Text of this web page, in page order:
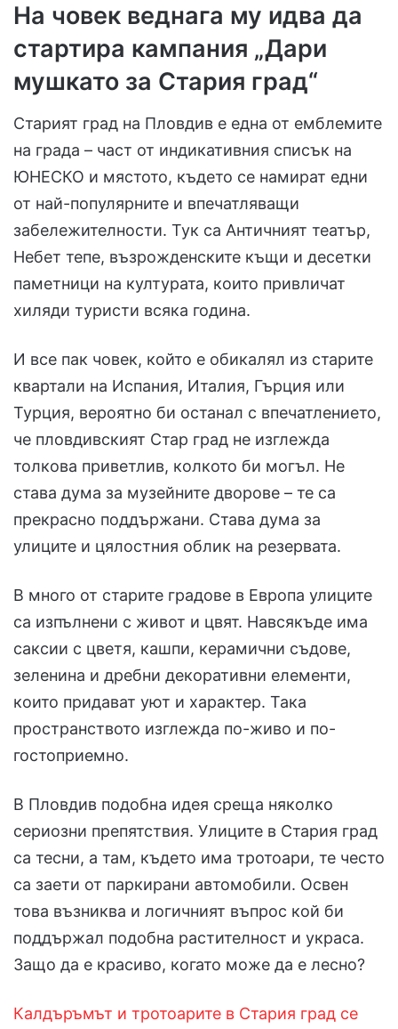
На човек веднага му идва да
стартира кампания „Дари
мушкато за Стария град“
Старият град на Пловдив е една от емблемите
на града – част от индикативния списък на
ЮНЕСКО и мястото, където се намират едни
от най-популярните и впечатляващи
забележителности. Тук са Античният театър,
Небет тепе, възрожденските къщи и десетки
паметници на културата, които привличат
хиляди туристи всяка година.
И все пак човек, който е обикалял из старите
квартали на Испания, Италия, Гърция или
Турция, вероятно би останал с впечатлението,
че пловдивският Стар град не изглежда
толкова приветлив, колкото би могъл. Не
става дума за музейните дворове – те са
прекрасно поддържани. Става дума за
улиците и цялостния облик на резервата.
В много от старите градове в Европа улиците
са изпълнени с живот и цвят. Навсякъде има
саксии с цветя, кашпи, керамични съдове,
зеленина и дребни декоративни елементи,
които придават уют и характер. Така
пространството изглежда по-живо и по-
гостоприемно.
В Пловдив подобна идея среща няколко
сериозни препятствия. Улиците в Стария град
са тесни, а там, където има тротоари, те често
са заети от паркирани автомобили. Освен
това възниква и логичният въпрос кой би
поддържал подобна растителност и украса.
Защо да е красиво, когато може да е лесно?
Калдъръмът и тротоарите в Стария град се